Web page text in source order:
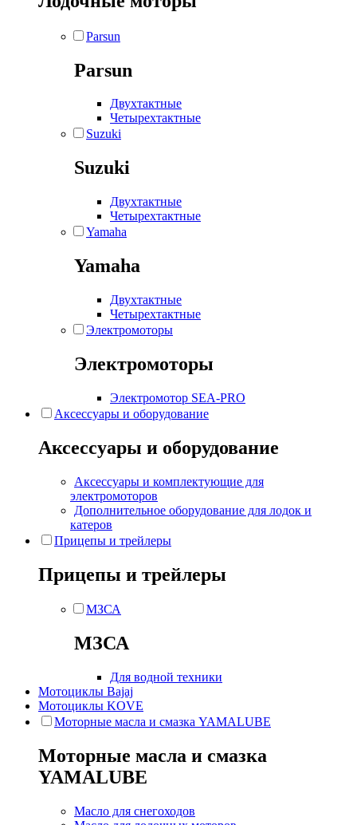
Parsun
Parsun
Двухтактные
Четырехтактные
Suzuki
Suzuki
Двухтактные
Четырехтактные
Yamaha
Yamaha
Двухтактные
Четырехтактные
Электромоторы
Электромоторы
Электромотор SEA-PRO
Аксессуары и оборудование
Аксессуары и оборудование
Аксессуары и комплектующие для
электромоторов
Дополнительное оборудование для лодок и
катеров
Прицепы и трейлеры
Прицепы и трейлеры
МЗСА
МЗСА
Для водной техники
Мотоциклы Bajaj
Мотоциклы KOVE
Моторные масла и смазка YAMALUBE
Моторные масла и смазка
YAMALUBE
Масло для снегоходов